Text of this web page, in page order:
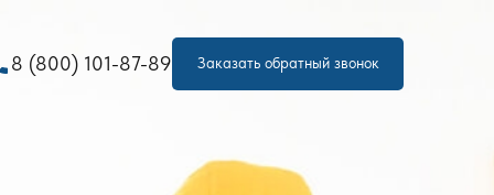
8 (800) 101-87-89 Заказать обратный звонок